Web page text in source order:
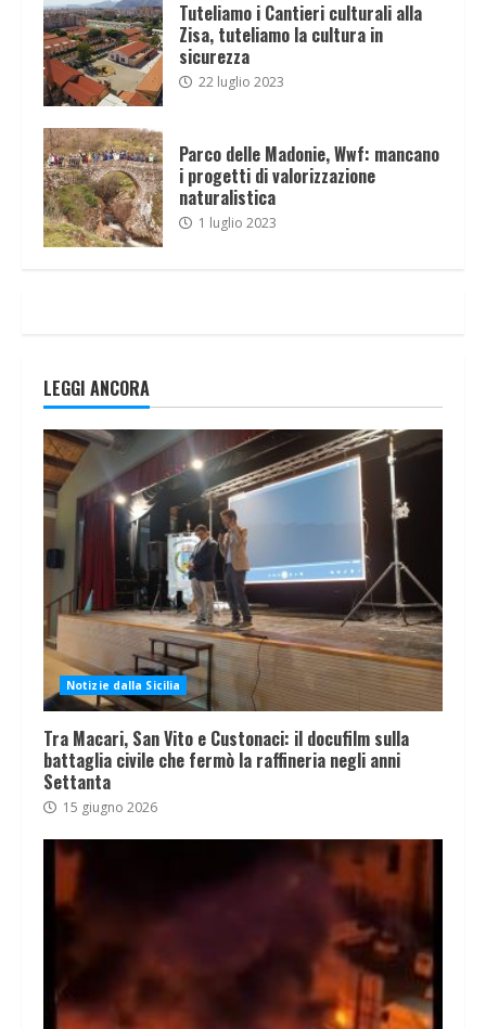
Tuteliamo i Cantieri culturali alla
Zisa, tuteliamo la cultura in
sicurezza
22 luglio 2023
Parco delle Madonie, Wwf: mancano
i progetti di valorizzazione
naturalistica
1 luglio 2023
LEGGI ANCORA
Notizie dalla Sicilia
Tra Macari, San Vito e Custonaci: il docufilm sulla
battaglia civile che fermò la raffineria negli anni
Settanta
15 giugno 2026